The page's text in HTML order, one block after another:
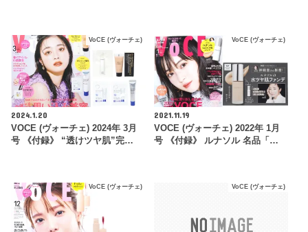
VoCE (ヴォーチェ)
2024.1.20
VOCE (ヴォーチェ) 2024年 3月
号 《付録》 “透けツヤ肌”完…
VoCE (ヴォーチェ)
2021.11.19
VOCE (ヴォーチェ) 2022年 1月
号 《付録》 ルナソル 名品「…
VoCE (ヴォーチェ) VoCE (ヴォーチェ)